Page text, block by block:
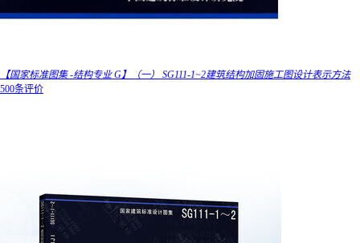
【国家标准图集 -结构专业 G】（一） SG111-1~2建筑结构加固施工图设计表示方法
500条评价